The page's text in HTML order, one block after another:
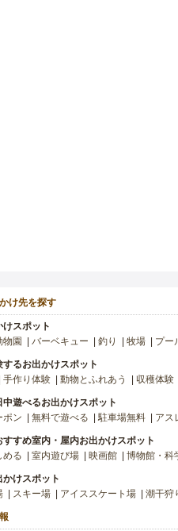
け先を探す
けスポット
物園 バーベキュー 釣り 牧場 プー
するお出かけスポット
手作り体験 動物とふれあう 収穫体験
中遊べるお出かけスポット
ポン
無料で遊べる 駐車場無料 アス
すすめ室内・屋内お出かけスポット
める
室内遊び場 映画館 博物館・科
けスポット
スキー場 アイススケート場 潮干狩